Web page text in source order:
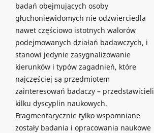
badań obejmujących osoby
głuchoniewidomych nie odzwierciedla
nawet częściowo istotnych walorów
podejmowanych działań badawczych, i
stanowi jedynie zasygnalizowanie
kierunków i typów zagadnień, które
najczęściej są przedmiotem
zainteresowań badaczy – przedstawicieli
kilku dyscyplin naukowych.
Fragmentarycznie tylko wspomniane
zostały badania i opracowania naukowe